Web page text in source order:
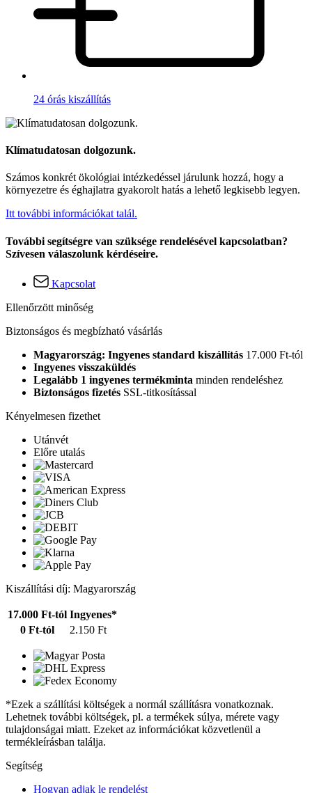
24 órás kiszállítás
Klímatudatosan dolgozunk.
Számos konkrét ökológiai intézkedéssel járulunk hozzá, hogy a
környezetre és éghajlatra gyakorolt hatás a lehető legkisebb legyen.
Itt további információkat talál.
További segítségre van szüksége rendelésével kapcsolatban?
Szívesen válaszolunk kérdéseire.
Kapcsolat
Ellenőrzött minőség
Biztonságos és megbízható vásárlás
Magyarország: Ingyenes standard kiszállítás 17.000 Ft-tól
Ingyenes visszaküldés
Legalább 1 ingyenes termékminta minden rendeléshez
Biztonságos fizetés SSL-titkosítással
Kényelmesen fizethet
Utánvét
Előre utalás
Kiszállítási díj: Magyarország
17.000 Ft-tól Ingyenes*
0 Ft-tól
2.150 Ft
*Ezek a szállítási költségek a normál szállításra vonatkoznak.
Lehetnek további költségek, pl. a termékek súlya, mérete vagy
tulajdonságai miatt. Ezeket az információkat közvetlenül a
termékleírásban találja.
Segítség
Hogyan adjak le rendelést